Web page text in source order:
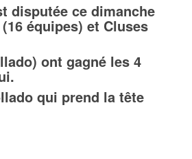
disputée ce dimanche
équipes) et Cluses
ont gagné les 4
qui prend la tête